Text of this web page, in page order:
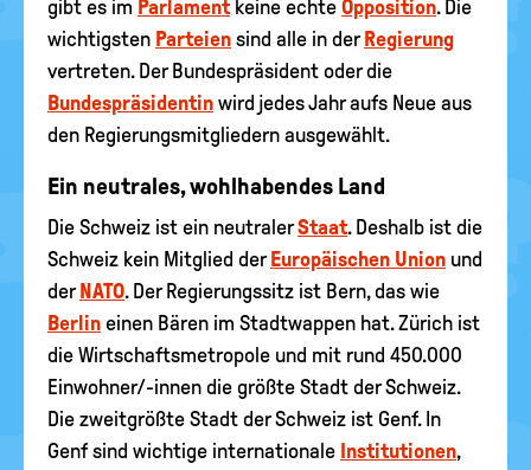
gibt es im Parlamentkeine echte Opposition. Die
wichtigsten Parteien sind alle in der Regierung
vertreten. Der Bundespräsident oder die
Bundespräsidentin wird jedes Jahr aufs Neue aus
den Regierungsmitgliedern ausgewählt.
Ein neutrales, wohlhabendes Land
Die Schweiz ist ein neutralerStaat. Deshalb ist die
Schweiz kein Mitglied der Europäischen Union und
der NATO. Der Regierungssitz ist Bern, das wie
Berlin einen Bären im Stadtwappen hat. Zürich ist
die Wirtschaftsmetropole und mit rund 450.000
Einwohner/-innen die größte Stadt der Schweiz.
Die zweitgrößte Stadt der Schweiz ist Genf. In
Genf sind wichtige internationale Institutionen,